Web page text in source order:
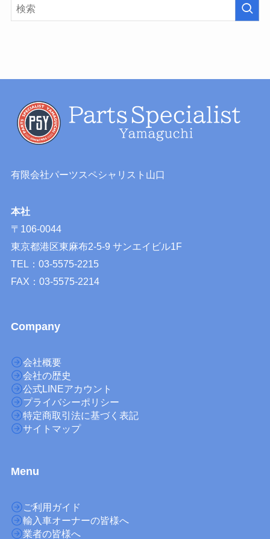
有限会社パーツスペシャリスト山口
本社
〒106-0044
東京都港区東麻布2-5-9 サンエイビル1F
TEL：03-5575-2215
FAX：03-5575-2214
Company
会社概要
会社の歴史
公式LINEアカウント
プライバシーポリシー
特定商取引法に基づく表記
サイトマップ
Menu
ご利用ガイド
輸入車オーナーの皆様へ
業者の皆様へ